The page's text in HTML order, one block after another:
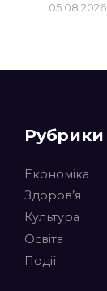
05.08.2026
Рубрики
Економіка
Здоров’я
Культура
Освіта
Події